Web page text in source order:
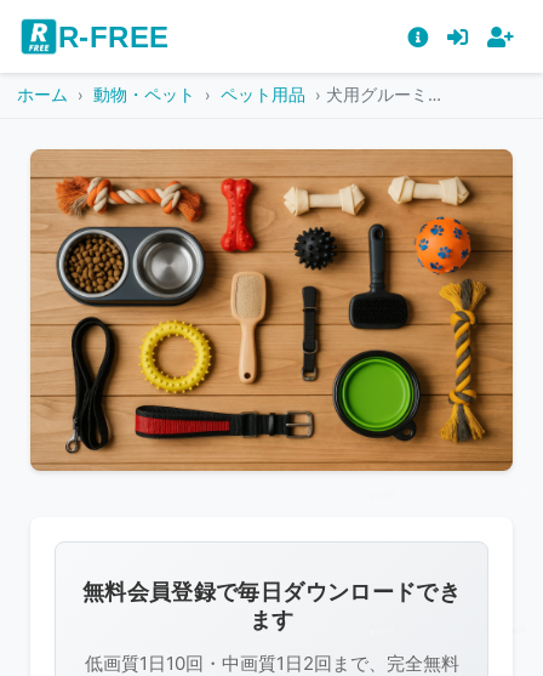
R-FREE
ホーム 動物・ペット ペット用品 犬用グルーミング用品と食器が並ぶトップビュー
像
は
R-
無料会員登録で毎日ダウンロードでき
ます
低画質1日10回・中画質1日2回まで、完全無料